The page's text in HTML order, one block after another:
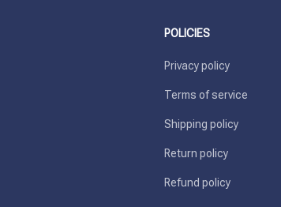
POLICIES
Privacy policy
Terms of service
Shipping policy
Return policy
Refund policy